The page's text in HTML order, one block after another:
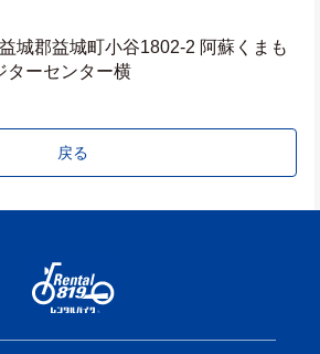
郡益城町小谷1802-2 阿蘇くまも
ターセンター横
戻る